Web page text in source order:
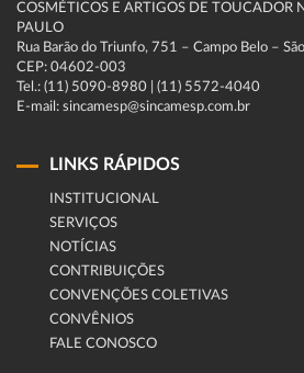
COSMÉTICOS E ARTIGOS DE TOUCADOR
PAULO
Rua Barão do Triunfo, 751 – Campo Belo –
CEP: 04602-003
Tel.: (11) 5090-8980 | (11) 5572-4040
E-mail: sincamesp@sincamesp.com.br
LINKS RÁPIDOS
INSTITUCIONAL
SERVIÇOS
NOTÍCIAS
CONTRIBUIÇÕES
CONVENÇÕES COLETIVAS
CONVÊNIOS
FALE CONOSCO